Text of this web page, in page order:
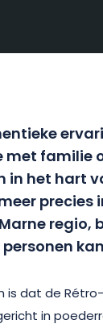
familie
in het hart
precies
regio,
dat de
in